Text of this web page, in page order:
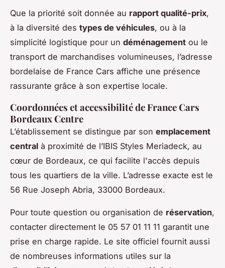
Que la priorité soit donnée au rapport qualité-prix,
à la diversité des types de véhicules, ou à la
simplicité logistique pour un déménagement ou le
transport de marchandises volumineuses, l’adresse
bordelaise de France Cars affiche une présence
rassurante grâce à son expertise locale.
Coordonnées et accessibilité de France Cars
Bordeaux Centre
L’établissement se distingue par son emplacement
central à proximité de l’IBIS Styles Meriadeck, au
cœur de Bordeaux, ce qui facilite l'accès depuis
tous les quartiers de la ville. L’adresse exacte est le
56 Rue Joseph Abria, 33000 Bordeaux.
Pour toute question ou organisation de réservation,
contacter directement le 05 57 01 11 11 garantit une
prise en charge rapide. Le site officiel fournit aussi
de nombreuses informations utiles sur la